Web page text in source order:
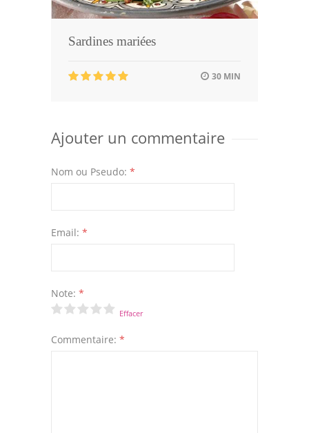
Sardines mariées
30 MIN
Ajouter un commentaire
Nom ou Pseudo: *
Email: *
Note: *
Effacer
Commentaire: *